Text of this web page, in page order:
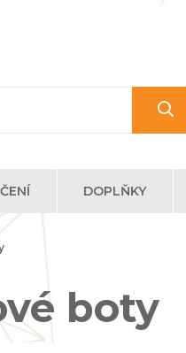
DOPLŇKY
boty